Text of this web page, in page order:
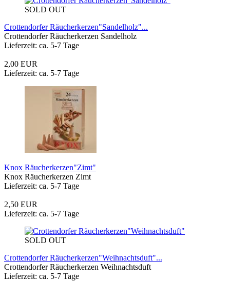
SOLD OUT
Crottendorfer Räucherkerzen"Sandelholz"...
Crottendorfer Räucherkerzen Sandelholz
Lieferzeit: ca. 5-7 Tage
2,00 EUR
Lieferzeit: ca. 5-7 Tage
Knox Räucherkerzen"Zimt"
Knox Räucherkerzen Zimt
Lieferzeit: ca. 5-7 Tage
2,50 EUR
Lieferzeit: ca. 5-7 Tage
SOLD OUT
Crottendorfer Räucherkerzen"Weihnachtsduft"...
Crottendorfer Räucherkerzen Weihnachtsduft
Lieferzeit: ca. 5-7 Tage